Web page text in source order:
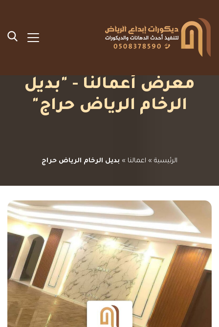
معرض أعمالنا - "بديل
الرخام الرياض حراج"
الرئيسية » اعمالنا » بديل الرخام الرياض حراج